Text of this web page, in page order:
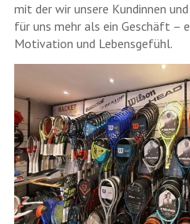
mit der wir unsere Kundinnen
für uns mehr als ein Geschäft –
Motivation und Lebensgefühl.